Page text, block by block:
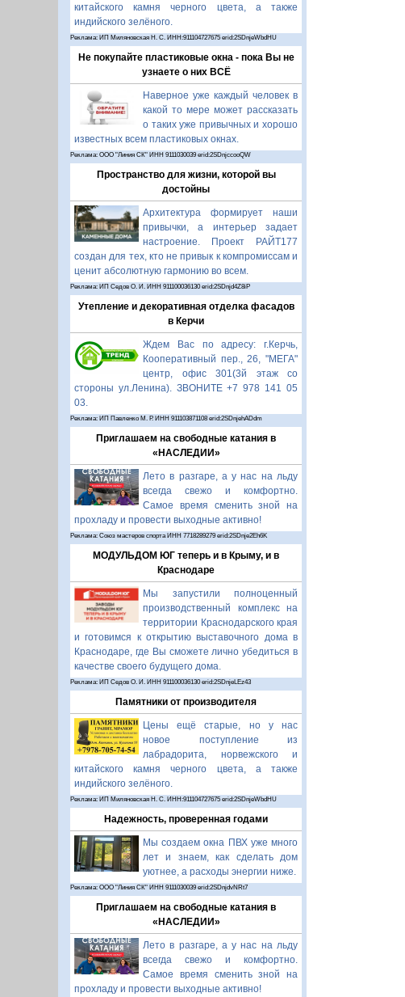
китайского камня черного цвета, а также
индийского зелёного.
Реклама: ИП Миляновская Н. С. ИНН:911104727675 erid:2SDnjeWbdHU
Не покупайте пластиковые окна - пока Вы не
узнаете о них ВСЁ
Наверное уже каждый человек в
какой то мере может рассказать
о таких уже привычных и хорошо
известных всем пластиковых окнах.
Реклама: ООО "Линия СК" ИНН 9111030039 erid:2SDnjccooQW
Пространство для жизни, которой вы
достойны
Архитектура формирует наши
привычки, а интерьер задает
настроение. Проект РАЙТ177
создан для тех, кто не привык к компромиссам и
ценит абсолютную гармонию во всем.
Реклама: ИП Седов О. И. ИНН 911100036130 erid:2SDnjd4Z8iP
Утепление и декоративная отделка фасадов
в Керчи
Ждем Вас по адресу: г.Керчь,
Кооперативный пер., 26, "МЕГА"
центр, офис 301(3й этаж со
стороны ул.Ленина). ЗВОНИТЕ +7 978 141 05
03.
Реклама: ИП Павленко М. Р. ИНН 911103871108 erid:2SDnjehADdm
Приглашаем на свободные катания в
«НАСЛЕДИИ»
Лето в разгаре, а у нас на льду
всегда свежо и комфортно.
Самое время сменить зной на
прохладу и провести выходные активно!
Реклама: Союз мастеров спорта ИНН 7718289279 erid:2SDnje2Eh6K
МОДУЛЬДОМ ЮГ теперь и в Крыму, и в
Краснодаре
Мы запустили полноценный
производственный комплекс на
территории Краснодарского края
и готовимся к открытию выставочного дома в
Краснодаре, где Вы сможете лично убедиться в
качестве своего будущего дома.
Реклама: ИП Седов О. И. ИНН 911100036130 erid:2SDnjeLEz43
Памятники от производителя
Цены ещё старые, но у нас
новое поступление из
лабрадорита, норвежского и
китайского камня черного цвета, а также
индийского зелёного.
Реклама: ИП Миляновская Н. С. ИНН:911104727675 erid:2SDnjeWbdHU
Надежность, проверенная годами
Мы создаем окна ПВХ уже много
лет и знаем, как сделать дом
уютнее, а расходы энергии ниже.
Реклама: ООО "Линия СК" ИНН 9111030039 erid:2SDnjdvNRt7
Приглашаем на свободные катания в
«НАСЛЕДИИ»
Лето в разгаре, а у нас на льду
всегда свежо и комфортно.
Самое время сменить зной на
прохладу и провести выходные активно!